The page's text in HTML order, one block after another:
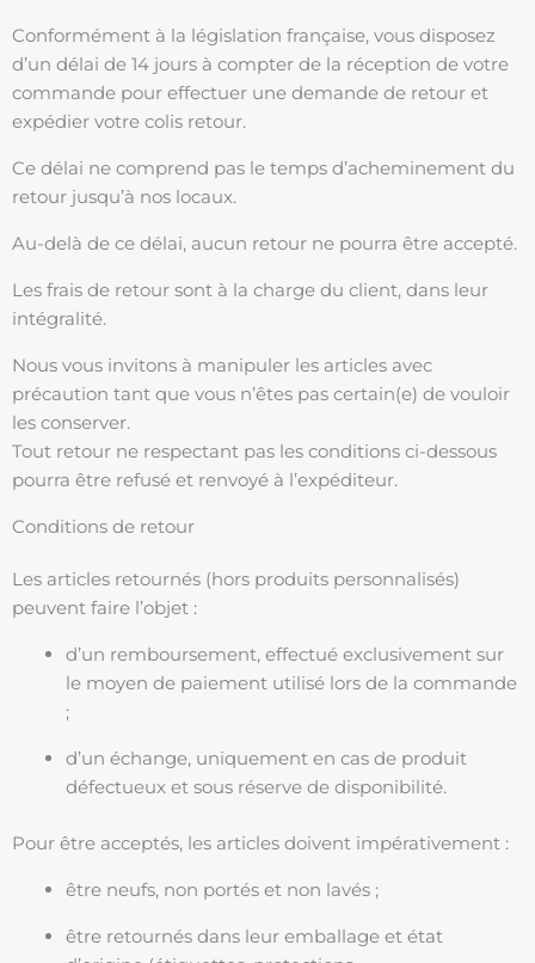
Conformément à la législation française, vous disposez
d’un délai de 14 jours à compter de la réception de votre
commande pour effectuer une demande de retour et
expédier votre colis retour.
Ce délai ne comprend pas le temps d’acheminement du
retour jusqu’à nos locaux.
Au-delà de ce délai, aucun retour ne pourra être accepté.
Les frais de retour sont à la charge du client, dans leur
intégralité.
Nous vous invitons à manipuler les articles avec
précaution tant que vous n’êtes pas certain(e) de vouloir
les conserver.
Tout retour ne respectant pas les conditions ci-dessous
pourra être refusé et renvoyé à l’expéditeur.
Conditions de retour
Les articles retournés (hors produits personnalisés)
peuvent faire l’objet :
d’un remboursement, effectué exclusivement sur
le moyen de paiement utilisé lors de la commande
;
d’un échange, uniquement en cas de produit
défectueux et sous réserve de disponibilité.
Pour être acceptés, les articles doivent impérativement :
être neufs, non portés et non lavés ;
être retournés dans leur emballage et état